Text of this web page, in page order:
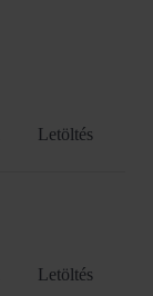
Letöltés
Letöltés